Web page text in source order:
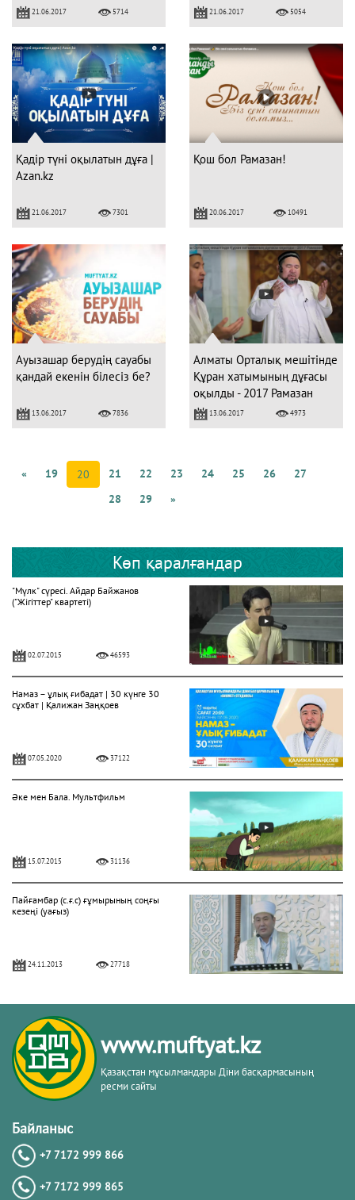
21.06.2017 5714 21.06.2017 5054
Қадір түнi оқылатын дұға |
Azan.kz
21.06.2017 7301
Қош бол Рамазан!
20.06.2017 10491
Ауызашар берудің сауабы
қандай екенін білесіз бе?
13.06.2017 7836
Алматы Орталық мешітінде
Құран хатымының дұғасы
оқылды - 2017 Рамазан
13.06.2017 4973
« 19 20 21 22 23 24 25 26
27
28
29 »
Көп қаралғандар
"Мүлк" сүресі. Айдар Байжанов
("Жігіттер" квартеті)
02.07.2015 46593
Намаз – ұлық ғибадат | 30 күнге 30
сұхбат | Қалижан Заңқоев
07.05.2020 37122
Әке мен Бала. Мультфильм
15.07.2015 31136
Пайғамбар (с.ғ.с) ғұмырының соңғы
кезеңі (уағыз)
24.11.2013 27718
"Фатиха" сүресі
11.04.2016
23.10.2015
www.muftyat.kz
Қазақстан мұсылмандары Діни басқармасының
ресми сайты
Байланыс
+7 7172 999 866
+7 7172 999 865